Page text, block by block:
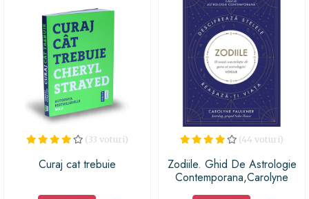
(33 voturi)
Curaj cat trebuie
(44 voturi)
Zodiile. Ghid De Astrologie
Contemporana,Carolyne